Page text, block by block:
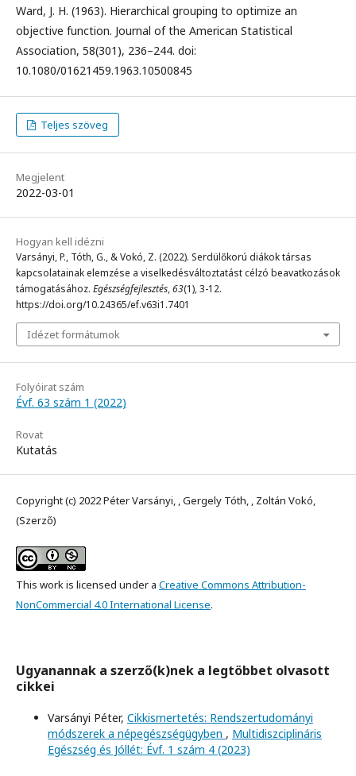
Ward, J. H. (1963). Hierarchical grouping to optimize an
objective function. Journal of the American Statistical
Association, 58(301), 236–244. doi:
10.1080/01621459.1963.10500845
Teljes szöveg
Megjelent
2022-03-01
Hogyan kell idézni
Varsányi, P., Tóth, G., & Vokó, Z. (2022). Serdülőkorú diákok társas
kapcsolatainak elemzése a viselkedésváltoztatást célzó beavatkozások
támogatásához. Egészségfejlesztés,63(1), 3-12.
https://doi.org/10.24365/ef.v63i1.7401
Idézet formátumok
Folyóirat szám
Évf. 63 szám 1 (2022)
Rovat
Kutatás
Copyright (c) 2022 Péter Varsányi, , Gergely Tóth, , Zoltán Vokó,
(Szerző)
This work is licensed under a Creative Commons Attribution-
NonCommercial 4.0 International License.
Ugyanannak a szerző(k)nek a legtöbbet olvasott
cikkei
Varsányi Péter, Cikkismertetés: Rendszertudományi
módszerek a népegészségügyben , Multidiszciplináris
Egészség és Jóllét: Évf. 1 szám 4 (2023)